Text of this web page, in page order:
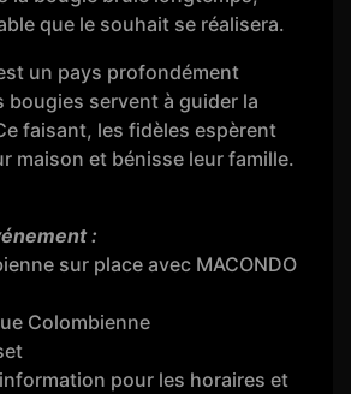
que le souhait se réalisera.
un pays profondément
bougies servent à guider la
faisant, les fidèles espèrent
maison et bénisse leur famille.
:
sur place avec MACONDO
Colombienne
pour les horaires et